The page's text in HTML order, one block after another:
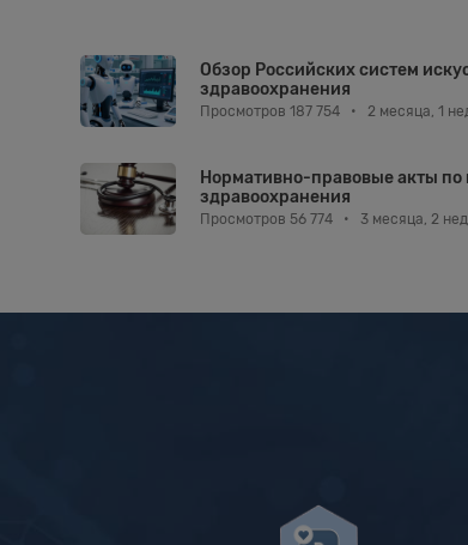
Обзор Российских систем
здравоохранения
Просмотров 187 754 • 2 месяца, 1
Нормативно-правовые акты
здравоохранения
Просмотров 56 774 • 3 месяца, 2